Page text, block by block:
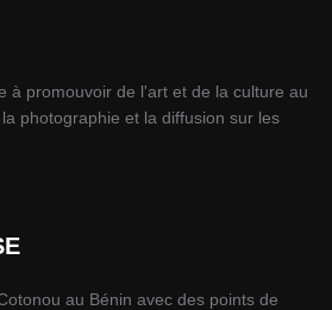
à promouvoir de l'art et de la culture au
photographie et la diffusion sur les
au Bénin avec des points de